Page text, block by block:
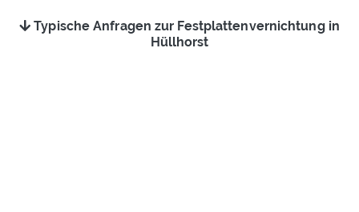
Typische Anfragen zur Festplattenvernichtung in
Hüllhorst